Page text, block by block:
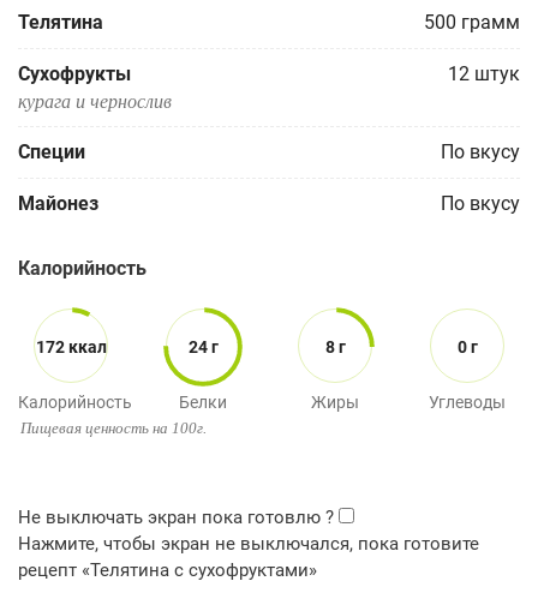
Телятина 500 грамм
Сухофрукты 12 штук
курага и чернослив
Специи По вкусу
Майонез По вкусу
Калорийность
172 ккал
Калорийность
24 г
Белки
8 г
Жиры
0 г
Углеводы
Пищевая ценность на 100г.